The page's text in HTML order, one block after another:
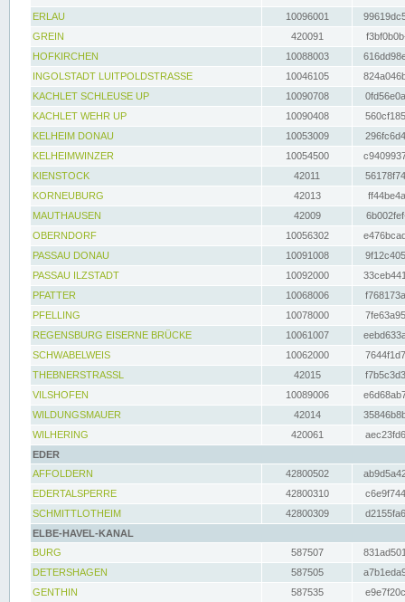
ERLAU
10096001
GREIN
420091
HOFKIRCHEN
10088003
INGOLSTADT LUITPOLDSTRASSE
10046105
KACHLET SCHLEUSE UP
10090708
KACHLET WEHR UP
10090408
KELHEIM DONAU
10053009
KELHEIMWINZER
10054500
KIENSTOCK
42011
KORNEUBURG
42013
MAUTHAUSEN
42009
OBERNDORF
10056302
PASSAU DONAU
10091008
PASSAU ILZSTADT
10092000
PFATTER
10068006
PFELLING
10078000
REGENSBURG EISERNE BRÜCKE
10061007
SCHWABELWEIS
10062000
THEBNERSTRASSL
42015
VILSHOFEN
10089006
WILDUNGSMAUER
42014
WILHERING
420061
EDER
AFFOLDERN
42800502
EDERTALSPERRE
42800310
SCHMITTLOTHEIM
42800309
ELBE-HAVEL-KANAL
BURG
587507
DETERSHAGEN
587505
GENTHIN
587535